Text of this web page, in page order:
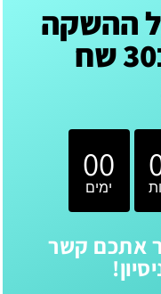
ההשקה
אימון ניסיון ב30 שח
00
ימים
אתכם קשר